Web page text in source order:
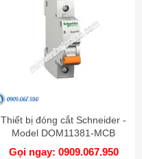
Thiết bị đóng cắt Schneider -
Model DOM11381-MCB
Gọi ngay: 0909.067.950